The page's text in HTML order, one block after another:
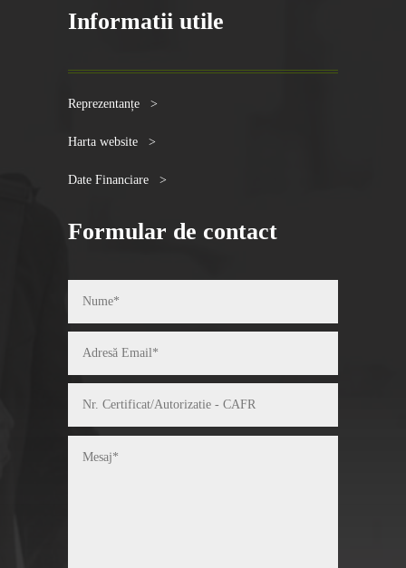
Informatii utile
Reprezentanțe >
Harta website >
Date Financiare >
Formular de contact